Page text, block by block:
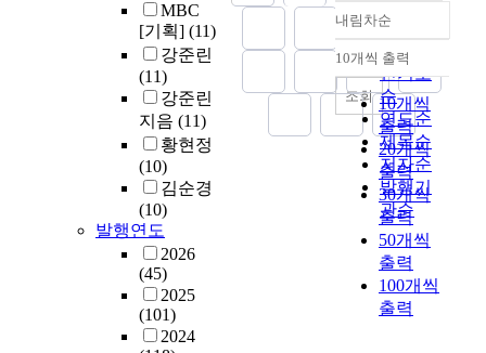
MBC
[기획] (11)
강준린
(11)
강준린
지음 (11)
황현정
(10)
김순경
(10)
발행연도
2026
(45)
2025
(101)
2024
정확도
순
인기도
순
연도순
제목순
저자순
발행기
관순
내림차순
내림차순
10개씩 출력
10개씩
출력
20개씩
출력
30개씩
출력
50개씩
출력
100개씩
출력
조회